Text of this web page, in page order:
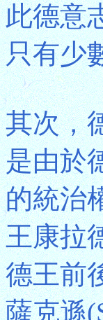
此德意
只有少
其次，
是由於
的統治
王康拉
德王前
薩克遜